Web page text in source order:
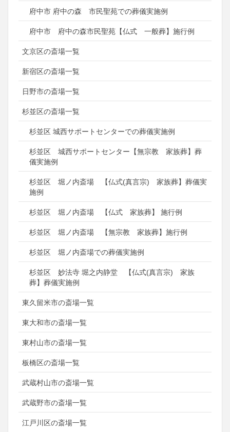
府中市 府中の森 市民聖苑での葬儀実施例
府中市 府中の森市民聖苑【仏式 一般葬】施行例
文京区の斎場一覧
新宿区の斎場一覧
日野市の斎場一覧
杉並区の斎場一覧
杉並区 城西サポートセンターでの葬儀実施例
杉並区 城西サポートセンター【無宗教 家族葬】葬
儀実施例
杉並区 堀ノ内斎場 【仏式(真言宗) 家族葬】葬儀実
施例
杉並区 堀ノ内斎場 【仏式 家族葬】 施行例
杉並区 堀ノ内斎場 【無宗教 家族葬】施行例
杉並区 堀ノ内斎場での葬儀実施例
杉並区 妙法寺 堀之内静堂 【仏式(真言宗) 家族
葬】葬儀実施例
東久留米市の斎場一覧
東大和市の斎場一覧
東村山市の斎場一覧
板橋区の斎場一覧
武蔵村山市の斎場一覧
武蔵野市の斎場一覧
江戸川区の斎場一覧